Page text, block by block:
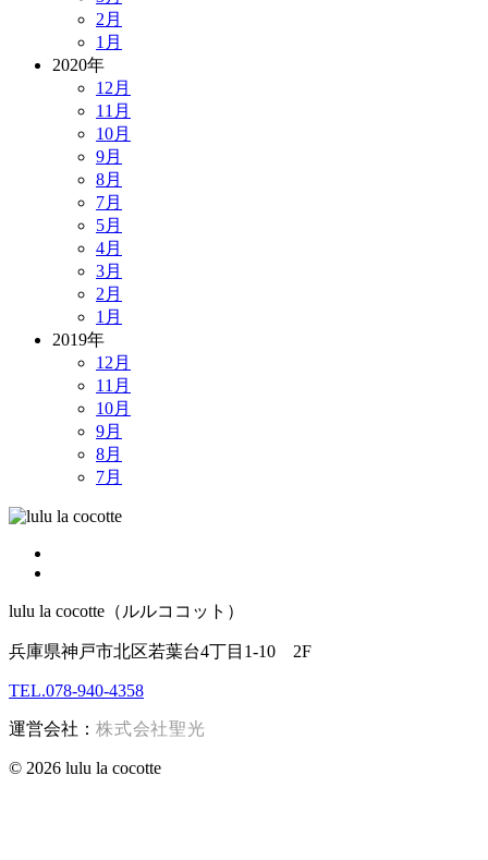
2月
1月
2020年
12月
11月
10月
9月
8月
7月
5月
4月
3月
2月
1月
2019年
12月
11月
10月
9月
8月
7月
lulu la cocotte（ルルココット）
兵庫県神戸市北区若葉台4丁目1-10 2F
TEL.078-940-4358
運営会社： 株式会社聖光
© 2026 lulu la cocotte